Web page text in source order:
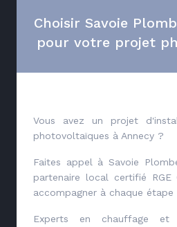
Choisir Savoie
pour votre projet
Vous avez un projet
photovoltaïques à Annecy ?
Faites appel à Savoie
partenaire local certifié RGE
accompagner à chaque
Experts en chauffage